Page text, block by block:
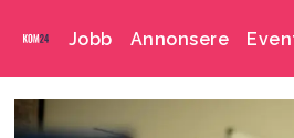
Jobb Annonsere